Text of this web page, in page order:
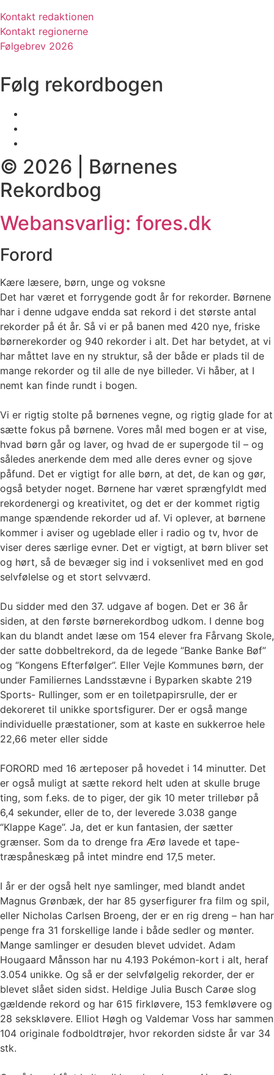
Kontakt redaktionen
Kontakt regionerne
Følgebrev 2026
Følg rekordbogen
© 2026 | Børnenes
Rekordbog
Webansvarlig: fores.dk
Forord
Kære læsere, børn, unge og voksne
Det har været et forrygende godt år for rekorder. Børnene
har i denne udgave endda sat rekord i det største antal
rekorder på ét år. Så vi er på banen med 420 nye, friske
børnerekorder og 940 rekorder i alt. Det har betydet, at vi
har måttet lave en ny struktur, så der både er plads til de
mange rekorder og til alle de nye billeder. Vi håber, at I
nemt kan finde rundt i bogen.
Vi er rigtig stolte på børnenes vegne, og rigtig glade for at
sætte fokus på børnene. Vores mål med bogen er at vise,
hvad børn går og laver, og hvad de er supergode til – og
således anerkende dem med alle deres evner og sjove
påfund. Det er vigtigt for alle børn, at det, de kan og gør,
også betyder noget. Børnene har været sprængfyldt med
rekordenergi og kreativitet, og det er der kommet rigtig
mange spændende rekorder ud af. Vi oplever, at børnene
kommer i aviser og ugeblade eller i radio og tv, hvor de
viser deres særlige evner. Det er vigtigt, at børn bliver set
og hørt, så de bevæger sig ind i voksenlivet med en god
selvfølelse og et stort selvværd.
Du sidder med den 37. udgave af bogen. Det er 36 år
siden, at den første børnerekordbog udkom. I denne bog
kan du blandt andet læse om 154 elever fra Fårvang Skole,
der satte dobbeltrekord, da de legede “Banke Banke Bøf”
og “Kongens Efterfølger”. Eller Vejle Kommunes børn, der
under Familiernes Landsstævne i Byparken skabte 219
Sports- Rullinger, som er en toiletpapirsrulle, der er
dekoreret til unikke sportsfigurer. Der er også mange
individuelle præstationer, som at kaste en sukkerroe hele
22,66 meter eller sidde
FORORD med 16 ærteposer på hovedet i 14 minutter. Det
er også muligt at sætte rekord helt uden at skulle bruge
ting, som f.eks. de to piger, der gik 10 meter trillebør på
6,4 sekunder, eller de to, der leverede 3.038 gange
“Klappe Kage”. Ja, det er kun fantasien, der sætter
grænser. Som da to drenge fra Ærø lavede et tape-
træspåneskæg på intet mindre end 17,5 meter.
I år er der også helt nye samlinger, med blandt andet
Magnus Grønbæk, der har 85 gyserfigurer fra film og spil,
eller Nicholas Carlsen Broeng, der er en rig dreng – han har
penge fra 31 forskellige lande i både sedler og mønter.
Mange samlinger er desuden blevet udvidet. Adam
Hougaard Månsson har nu 4.193 Pokémon-kort i alt, heraf
3.054 unikke. Og så er der selvfølgelig rekorder, der er
blevet slået siden sidst. Heldige Julia Busch Carøe slog
gældende rekord og har 615 firkløvere, 153 femkløvere og
28 sekskløvere. Elliot Høgh og Valdemar Voss har sammen
104 originale fodboldtrøjer, hvor rekorden sidste år var 34
stk.